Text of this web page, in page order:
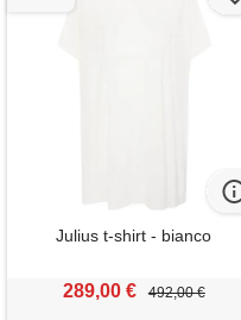
Julius t-shirt - bianco
289,00 € 492,00 €